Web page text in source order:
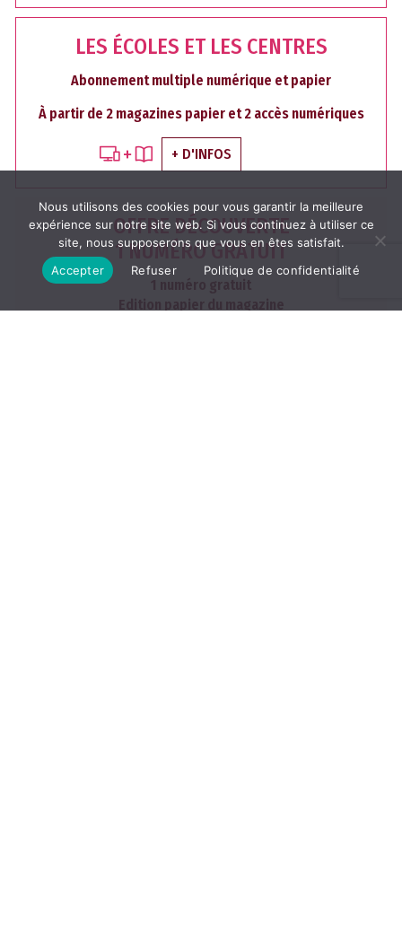
LES ÉCOLES ET LES CENTRES
Abonnement multiple numérique et papier
À partir de 2 magazines papier et 2 accès numériques
+ D'INFOS
OFFRE DÉCOUVERTE
1 NUMÉRO GRATUIT
1 numéro gratuit
Edition papier du magazine
Nous utilisons des cookies pour vous garantir la meilleure
expérience sur notre site web. Si vous continuez à utiliser ce
site, nous supposerons que vous en êtes satisfait.
Accepter
Refuser Politique de confidentialité